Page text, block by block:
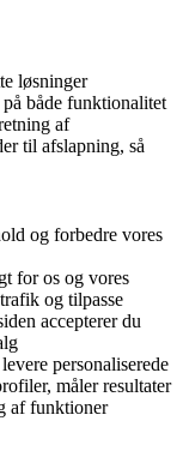
løsninger
både funktionalitet
af
til afslapning, så
og forbedre vores
for os og vores
og tilpasse
accepterer du
personaliserede
måler resultater
af funktioner